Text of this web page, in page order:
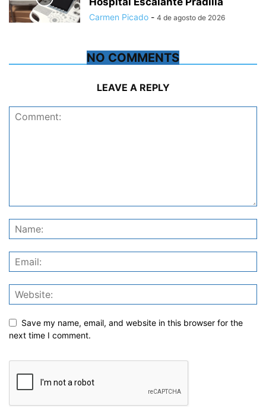
Carmen Picado - 4 de agosto de 2026
NO COMMENTS
LEAVE A REPLY
Save my name, email, and website in this browser for the
next time I comment.